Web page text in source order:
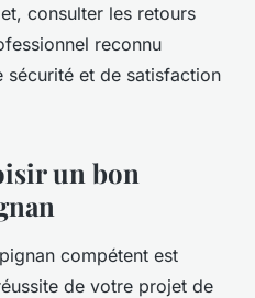
consulter les retours
reconnu
sécurité et de satisfaction
un bon
compétent est
de votre projet de